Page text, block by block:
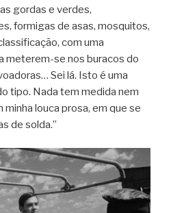
gordas e verdes,
formigas de asas, mosquitos,
com uma
meterem-se nos buracos do
Sei lá. Isto é uma
tipo. Nada tem medida nem
louca prosa, em que se
de solda.”